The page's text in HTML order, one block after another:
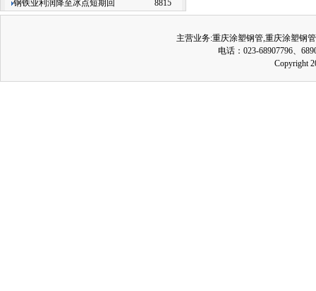
钢铁业利润降至冰点短期回
8815
主营业务:重庆涂塑钢管,重庆涂塑钢
电话：023-68907796、
Copyright